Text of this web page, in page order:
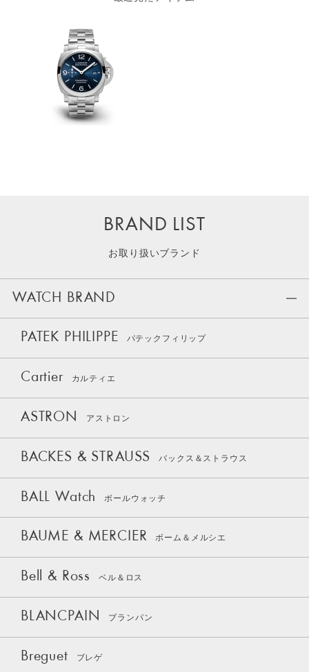
BRAND LIST
お取り扱いブランド
WATCH BRAND
PATEK PHILIPPE パテックフィリップ
Cartier カルティエ
ASTRON アストロン
BACKES & STRAUSS バックス＆ストラウス
BALL Watch ボールウォッチ
BAUME & MERCIER ボーム＆メルシエ
Bell & Ross ベル＆ロス
BLANCPAIN ブランパン
Breguet ブレゲ